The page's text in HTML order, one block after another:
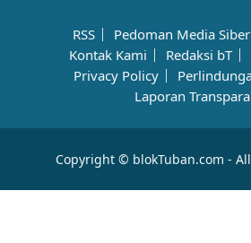
RSS Pedoman Media Siber
Kontak Kami
Redaksi bT
Privacy Policy
Laporan
Copyright © blokTuban.com -